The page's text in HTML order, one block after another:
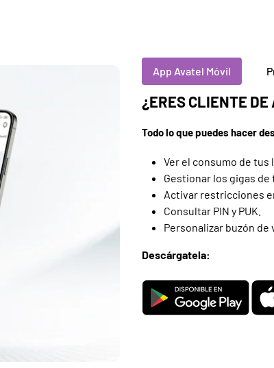
App Avatel Móvil
¿ERES CLIENTE
Todo lo que puedes hacer
Ver el consumo de tus
Gestionar los gigas
Activar restricciones
Consultar PIN y PUK.
Personalizar buzón de
Descárgatela: